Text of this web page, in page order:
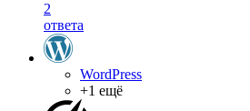
2
ответа
WordPress
+1 ещё